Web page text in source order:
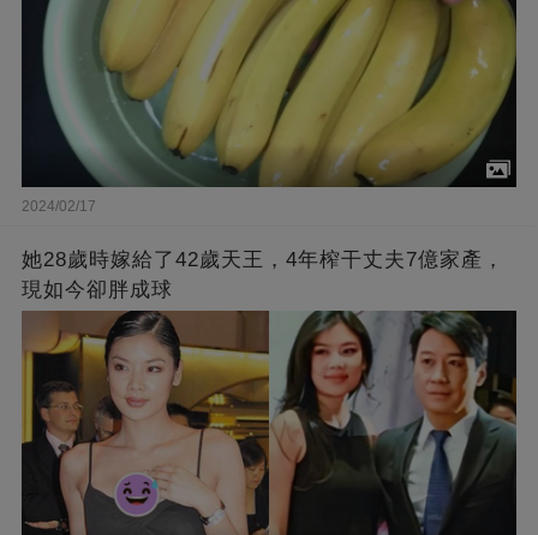
2024/02/17
她28歲時嫁給了42歲天王，4年榨干丈夫7億家產，
現如今卻胖成球